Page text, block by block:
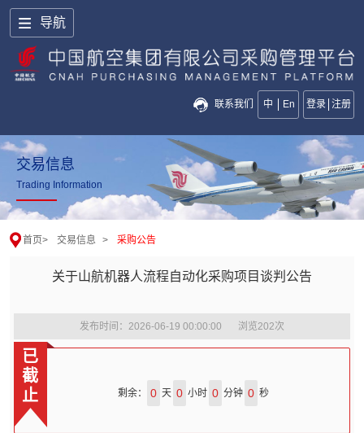
导航
联系我们 中 En 登录 注册
交易信息
Trading Information
首页> 交易信息 > 采购公告
关于山航机器人流程自动化采购项目谈判公告
发布时间：2026-06-19 00:00:00 浏览202次
已
截
止
剩余： 0 天 0 小时 0 分钟 0 秒